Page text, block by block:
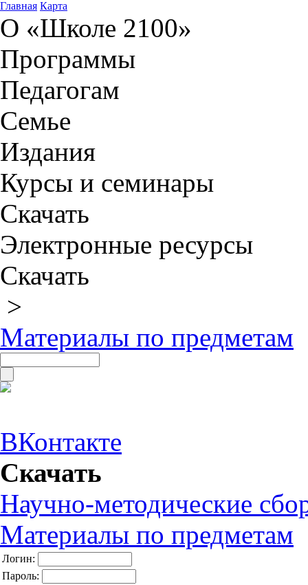
Главная Карта
О «Школе 2100»
Программы
Педагогам
Семье
Издания
Курсы и семинары
Скачать
Электронные ресурсы
Скачать
>
Материалы по предметам
ВКонтакте
Скачать
Научно-методические
Материалы по предметам
Логин:
Пароль: